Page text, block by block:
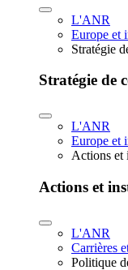
L'ANR
Europe et
Stratégie
Stratégie de
L'ANR
Europe et
Actions et
Actions et
L'ANR
Carrières
Politique